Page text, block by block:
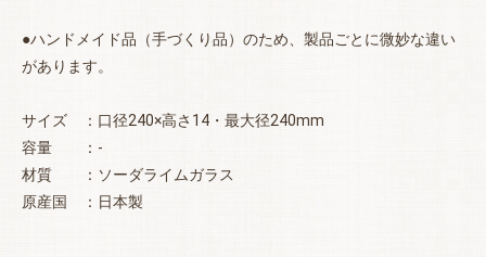
●ハンドメイド品（手づくり品）のため、製品ごとに微妙な違い
があります。
サイズ ：口径240×高さ14・最大径240mm
容量 ：-
材質 ：ソーダライムガラス
原産国 ：日本製